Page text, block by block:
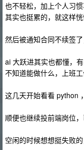
也不轻松，加上个人习
其实也挺累的，就这样
然后被通知合同不续签
ai 大跃进其实也都懂，
不知道能做什么，上班
这几天开始看看 python
顺便也继续投前端岗位
空闲的时候想想挺失败